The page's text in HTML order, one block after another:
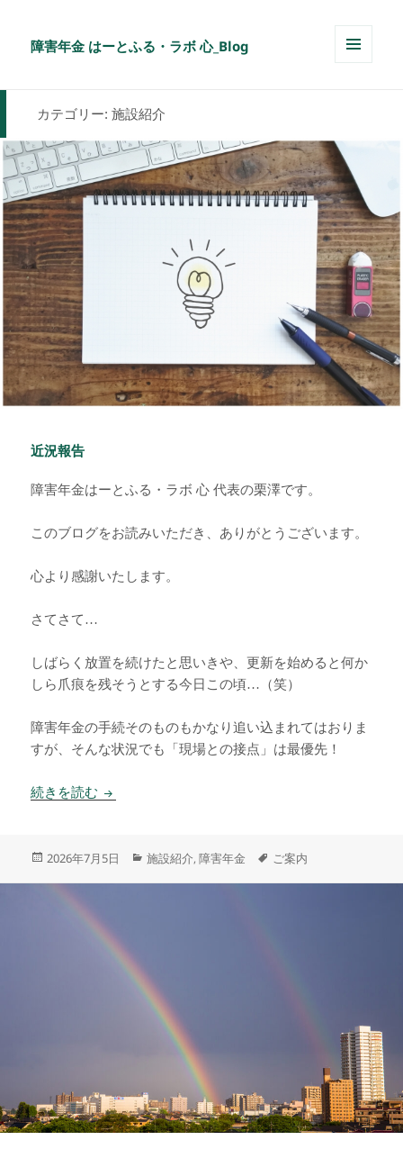
障害年金 はーとふる・ラボ 心_Blog
カテゴリー:施設紹介
近況報告
障害年金はーとふる・ラボ 心 代表の栗澤です。
このブログをお読みいただき、ありがとうございます。
心より感謝いたします。
さてさて…
しばらく放置を続けたと思いきや、更新を始めると何か
しら爪痕を残そうとする今日この頃…（笑）
障害年金の手続そのものもかなり追い込まれてはおりま
すが、そんな状況でも「現場との接点」は最優先！
続きを読む 近況報告
投
2026年7月5日
カ
施設紹介,障害年金
タ
ご案内